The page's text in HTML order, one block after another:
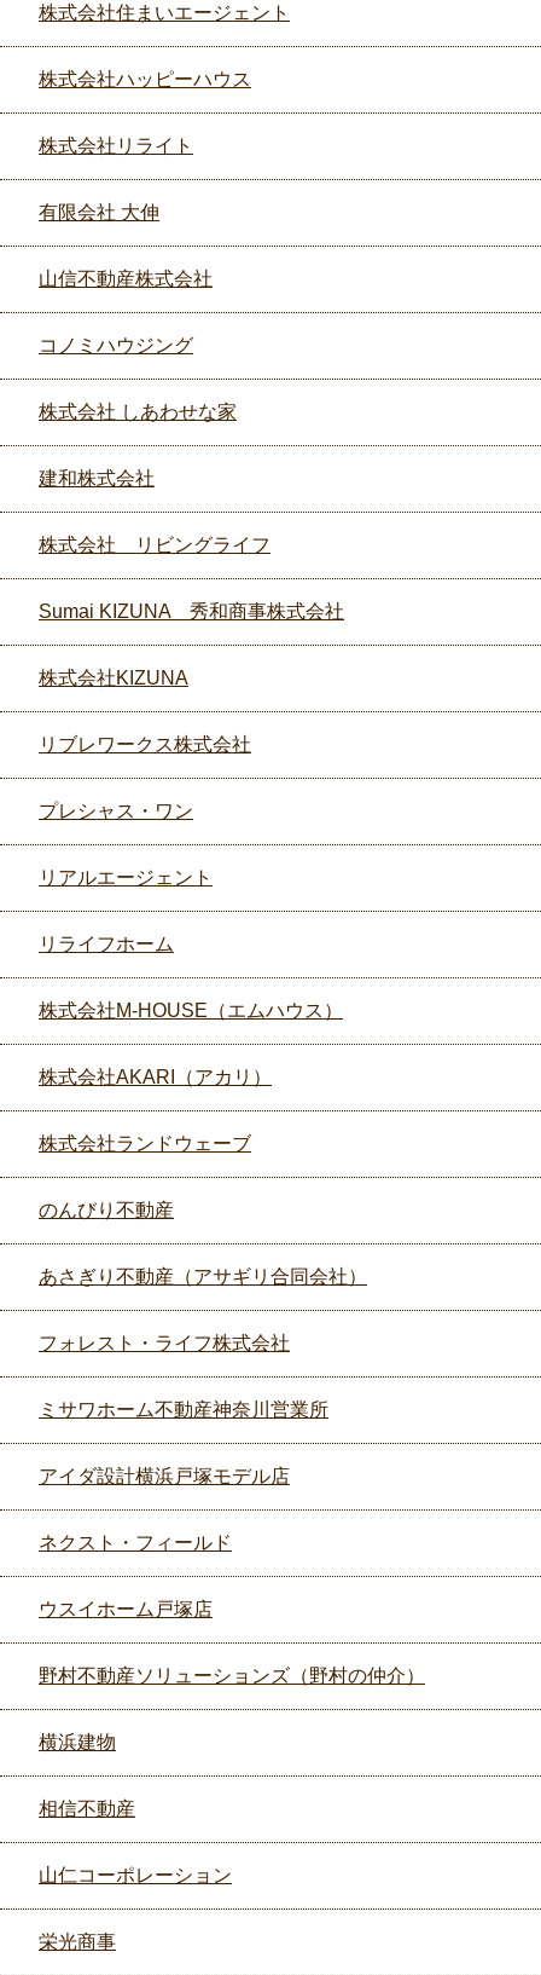
株式会社住まいエージェント
株式会社ハッピーハウス
株式会社リライト
有限会社 大伸
山信不動産株式会社
コノミハウジング
株式会社 しあわせな家
建和株式会社
株式会社 リビングライフ
Sumai KIZUNA 秀和商事株式会社
株式会社KIZUNA
リブレワークス株式会社
プレシャス・ワン
リアルエージェント
リライフホーム
株式会社M-HOUSE（エムハウス）
株式会社AKARI（アカリ）
株式会社ランドウェーブ
のんびり不動産
あさぎり不動産（アサギリ合同会社）
フォレスト・ライフ株式会社
ミサワホーム不動産神奈川営業所
アイダ設計横浜戸塚モデル店
ネクスト・フィールド
ウスイホーム戸塚店
野村不動産ソリューションズ（野村の仲介）
横浜建物
相信不動産
山仁コーポレーション
栄光商事